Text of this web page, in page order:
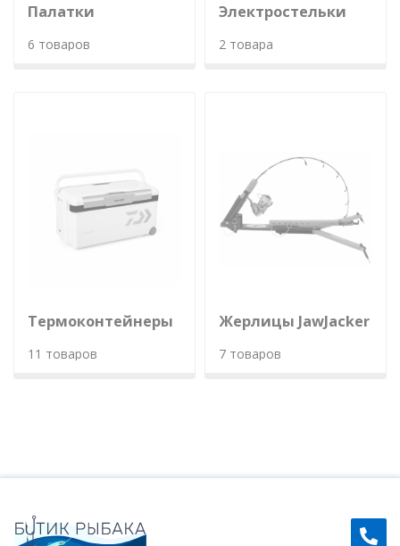
Палатки
6 товаров
Электростельки
2 товара
Термоконтейнеры
11 товаров
Жерлицы JawJacker
7 товаров